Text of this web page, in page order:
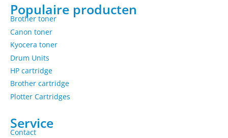
Populaire producten
Brother toner
Canon toner
Kyocera toner
Drum Units
HP cartridge
Brother cartridge
Plotter Cartridges
Service
Contact